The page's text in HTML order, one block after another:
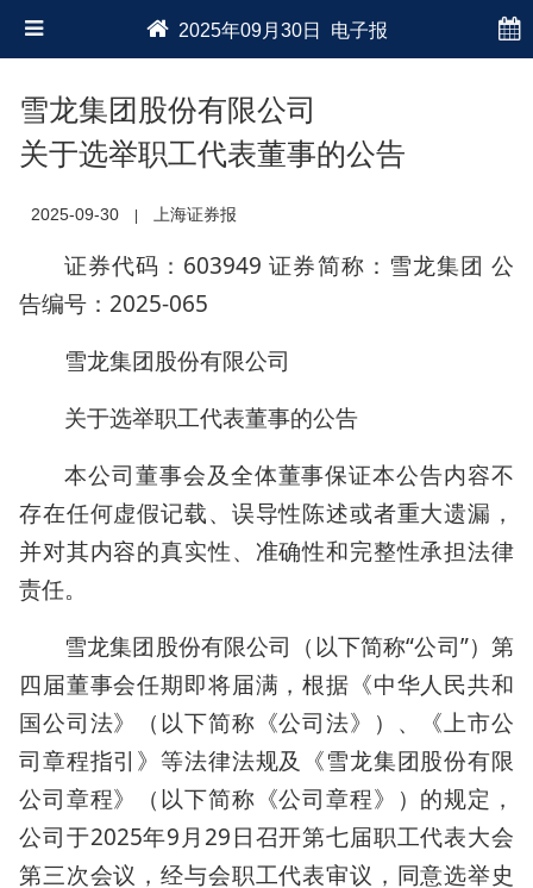
2025年09月30日 电子报
雪龙集团股份有限公司
关于选举职工代表董事的公告
2025-09-30 上海证券报
证券代码：603949 证券简称：雪龙集团 公
告编号：2025-065
雪龙集团股份有限公司
关于选举职工代表董事的公告
本公司董事会及全体董事保证本公告内容不
存在任何虚假记载、误导性陈述或者重大遗漏，
并对其内容的真实性、准确性和完整性承担法律
责任。
雪龙集团股份有限公司（以下简称“公司”）第
四届董事会任期即将届满，根据《中华人民共和
国公司法》（以下简称《公司法》）、《上市公
司章程指引》等法律法规及《雪龙集团股份有限
公司章程》（以下简称《公司章程》）的规定，
公司于2025年9月29日召开第七届职工代表大会
第三次会议，经与会职工代表审议，同意选举史